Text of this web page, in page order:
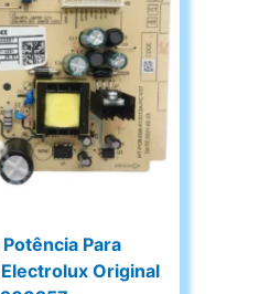
Potência Para
Original